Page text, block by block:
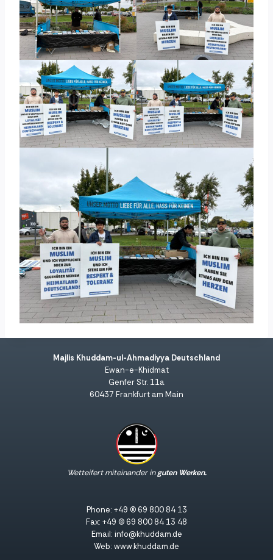
Majlis Khuddam-ul-Ahmadiyya Deutschland
Ewan-e-Khidmat
Genfer Str. 11a
60437 Frankfurt am Main
Wetteifert miteinander inguten Werken.
Phone: +49 (0) 69 800 84 13
Fax: +49 (0) 69 800 84 13 48
Email: info@khuddam.de
Web: www.khuddam.de